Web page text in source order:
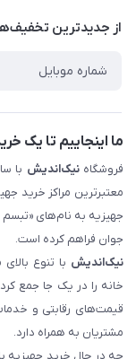
فروش‌اقساطی
از جدید‌ترین
ما اینجاییم تا یک
فروشگاهنیک‌اندیش
معتبرترین مراکز خرید
جهیزیه به نام‌های
جوان فراهم کرده است.
نیک‌اندیش با تنوع
خانه را در یک جا جمع
قیمت‌های رقابتی و
مشتریان به همراه دارد.
چه در حال خرید جهیزیه